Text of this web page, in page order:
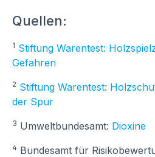
Quellen:
1 Stiftung Warentest:
Gefahren
2 Stiftung Warentest:
der Spur
3 Umweltbundesamt: Dioxine
4 Bundesamt für